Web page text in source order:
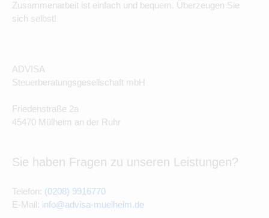
Zusammenarbeit ist einfach und bequem. Überzeugen Sie
sich selbst!
ADVISA
Steuerberatungsgesellschaft mbH
Friedenstraße 2a
45470 Mülheim an der Ruhr
Sie haben Fragen zu unseren Leistungen?
Telefon: (0208) 9916770
E-Mail: info@advisa-muelheim.de